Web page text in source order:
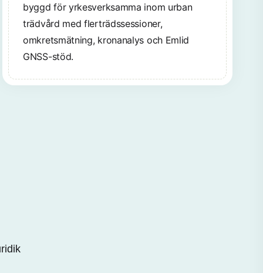
byggd för yrkesverksamma inom urban
trädvård med flerträdssessioner,
omkretsmätning, kronanalys och Emlid
GNSS-stöd.